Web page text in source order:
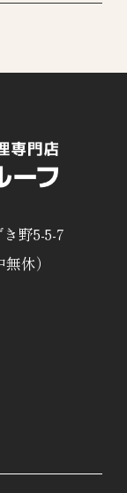
野5-5-7
休）